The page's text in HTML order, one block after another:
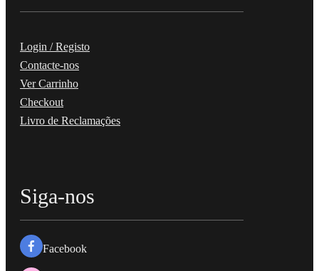
Login / Registo
Contacte-nos
Ver Carrinho
Checkout
Livro de Reclamações
Siga-nos
Facebook